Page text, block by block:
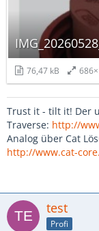
76,47 kB
Trust it - tilt it! Der
Traverse: http://
Analog über Cat
http://www.cat-
test
Profi